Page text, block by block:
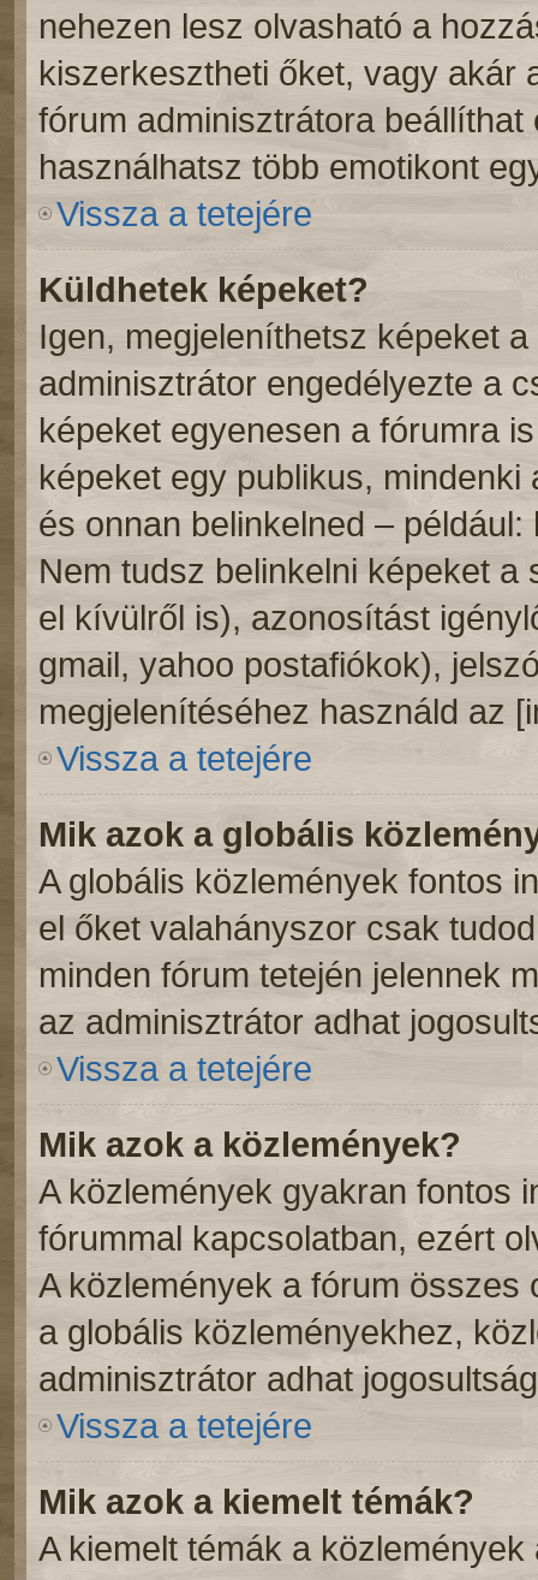
nehezen lesz olvasható a
kiszerkesztheti őket, vagy akár
fórum adminisztrátora
használhatsz több emotikont
Vissza a tetejére
Küldhetek képeket?
Igen, megjeleníthetsz képeket
adminisztrátor engedélyezte a
képeket egyenesen a fórumra
képeket egy publikus,
és onnan belinkelned –
Nem tudsz belinkelni képeket
el kívülről is), azonosítást
gmail, yahoo postafiókok),
megjelenítéséhez használd az
Vissza a tetejére
Mik azok a globális
A globális közlemények fontos
el őket valahányszor csak
minden fórum tetején jelennek
az adminisztrátor adhat
Vissza a tetejére
Mik azok a közlemények?
A közlemények gyakran fontos
fórummal kapcsolatban, ezért
A közlemények a fórum összes
a globális közleményekhez,
adminisztrátor adhat
Vissza a tetejére
Mik azok a kiemelt témák?
A kiemelt témák a